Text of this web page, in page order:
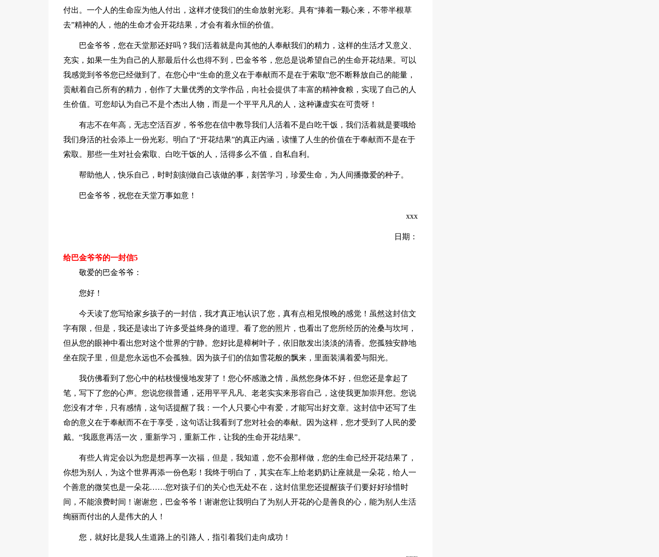
付出。一个人的生命应为他人付出，这样才使我们的生命放射光彩。具有“捧着一颗心来，不带半根草
去”精神的人，他的生命才会开花结果，才会有着永恒的价值。
巴金爷爷，您在天堂那还好吗？我们活着就是向其他的人奉献我们的精力，这样的生活才又意义、
充实，如果一生为自己的人那最后什么也得不到，巴金爷爷，您总是说希望自己的生命开花结果。可以
我感觉到爷爷您已经做到了。在您心中“生命的意义在于奉献而不是在于索取”您不断释放自己的能量，
贡献着自己所有的精力，创作了大量优秀的文学作品，向社会提供了丰富的精神食粮，实现了自己的人
生价值。可您却认为自己不是个杰出人物，而是一个平平凡凡的人，这种谦虚实在可贵呀！
有志不在年高，无志空活百岁，爷爷您在信中教导我们人活着不是白吃干饭，我们活着就是要哦给
我们身活的社会添上一份光彩。明白了“开花结果”的真正内涵，读懂了人生的价值在于奉献而不是在于
索取。那些一生对社会索取、白吃干饭的人，活得多么不值，自私自利。
帮助他人，快乐自己，时时刻刻做自己该做的事，刻苦学习，珍爱生命，为人间播撒爱的种子。
巴金爷爷，祝您在天堂万事如意！
xxx
日期：
给巴金爷爷的一封信5
敬爱的巴金爷爷：
您好！
今天读了您写给家乡孩子的一封信，我才真正地认识了您，真有点相见恨晚的感觉！虽然这封信文
字有限，但是，我还是读出了许多受益终身的道理。看了您的照片，也看出了您所经历的沧桑与坎坷，
但从您的眼神中看出您对这个世界的宁静。您好比是樟树叶子，依旧散发出淡淡的清香。您孤独安静地
坐在院子里，但是您永远也不会孤独。因为孩子们的信如雪花般的飘来，里面装满着爱与阳光。
我仿佛看到了您心中的枯枝慢慢地发芽了！您心怀感激之情，虽然您身体不好，但您还是拿起了
笔，写下了您的心声。您说您很普通，还用平平凡凡、老老实实来形容自己，这使我更加崇拜您。您说
您没有才华，只有感情，这句话提醒了我：一个人只要心中有爱，才能写出好文章。这封信中还写了生
命的意义在于奉献而不在于享受，这句话让我看到了您对社会的奉献。因为这样，您才受到了人民的爱
戴。“我愿意再活一次，重新学习，重新工作，让我的生命开花结果”。
有些人肯定会以为您是想再享一次福，但是，我知道，您不会那样做，您的生命已经开花结果了，
你想为别人，为这个世界再添一份色彩！我终于明白了，其实在车上给老奶奶让座就是一朵花，给人一
个善意的微笑也是一朵花……您对孩子们的关心也无处不在，这封信里您还提醒孩子们要好好珍惜时
间，不能浪费时间！谢谢您，巴金爷爷！谢谢您让我明白了为别人开花的心是善良的心，能为别人生活
绚丽而付出的人是伟大的人！
您，就好比是我人生道路上的引路人，指引着我们走向成功！